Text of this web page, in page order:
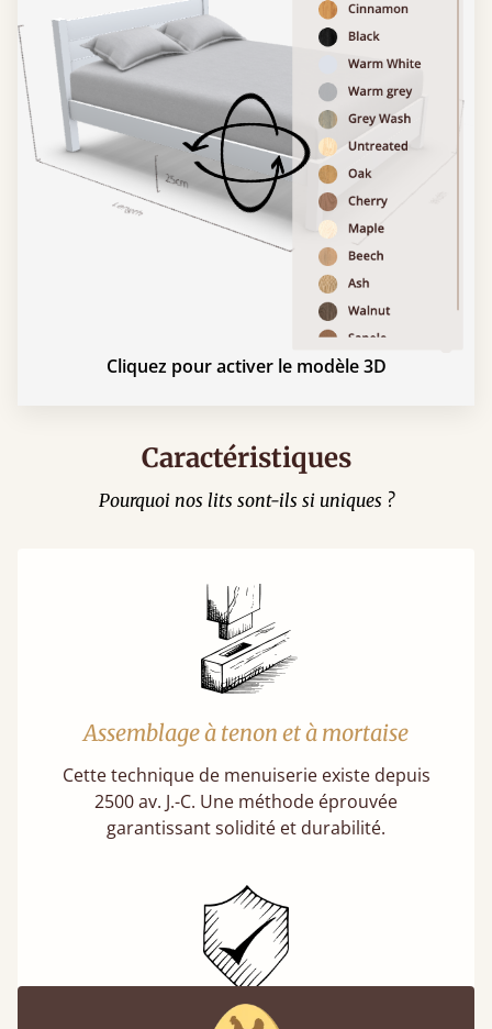
Cliquez pour activer le modèle 3D
Caractéristiques
Pourquoi nos lits sont-ils si uniques ?
Assemblage à tenon et à mortaise
Cette technique de menuiserie existe depuis
2500 av. J.-C. Une méthode éprouvée
garantissant solidité et durabilité.